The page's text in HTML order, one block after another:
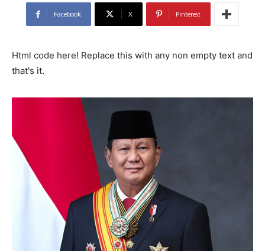
Facebook X Pinterest
Html code here! Replace this with any non empty text and
that's it.